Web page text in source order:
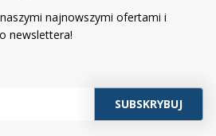
najnowszymi ofertami i
newslettera!